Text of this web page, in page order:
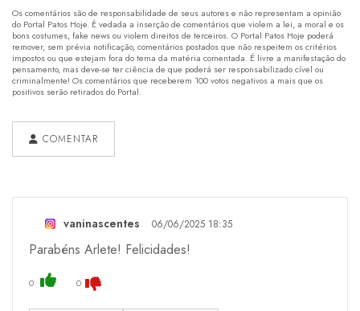
Os comentários são de responsabilidade de seus autores e não representam a opinião
do Portal Patos Hoje. É vedada a inserção de comentários que violem a lei, a moral e os
bons costumes, fake news ou violem direitos de terceiros. O Portal Patos Hoje poderá
remover, sem prévia notificação, comentários postados que não respeitem os critérios
impostos ou que estejam fora do tema da matéria comentada. É livre a manifestação do
pensamento, mas deve-se ter ciência de que poderá ser responsabilizado cível ou
criminalmente! Os comentários que receberem 100 votos negativos a mais que os
positivos serão retirados do Portal.
COMENTAR
vaninascentes 06/06/2025 18:35
Parabéns Arlete! Felicidades!
0 0